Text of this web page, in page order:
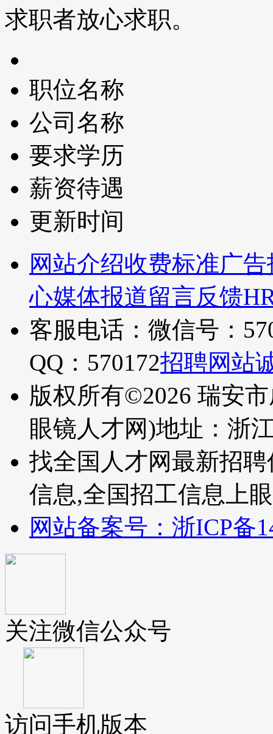
求职者放心求职。
职位名称
公司名称
要求学历
薪资待遇
更新时间
网站介绍收费标准广
心媒体报道留言反馈
客服电话：微信号：
QQ：570172招聘网站
版权所有©2026 瑞安
眼镜人才网)地址：浙
找全国人才网最新招聘
信息,全国招工信息上
网站备案号：浙ICP备
关注微信公众号
访问手机版本